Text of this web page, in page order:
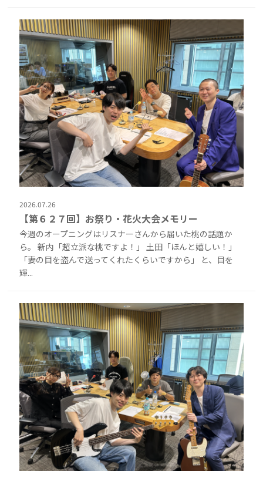
2026.07.26
【第６２７回】お祭り・花火大会メモリー
今週のオープニングはリスナーさんから届いた桃の話題か
ら。 新内「超立派な桃ですよ！」 土田「ほんと嬉しい！」
「妻の目を盗んで送ってくれたくらいですから」 と、目を
輝...